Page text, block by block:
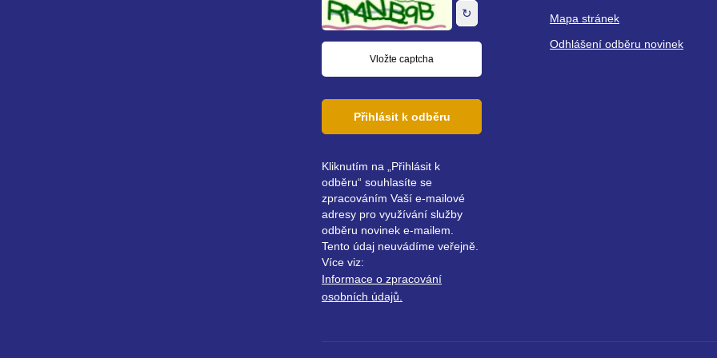
↻
Přihlásit k odběru
Kliknutím na „Přihlásit k
odběru“ souhlasíte se
zpracováním Vaší e-mailové
adresy pro využívání služby
odběru novinek e-mailem.
Tento údaj neuvádíme veřejně.
Více viz:
Informace o zpracování
osobních údajů.
Mapa stránek
Odhlášení odběru novinek